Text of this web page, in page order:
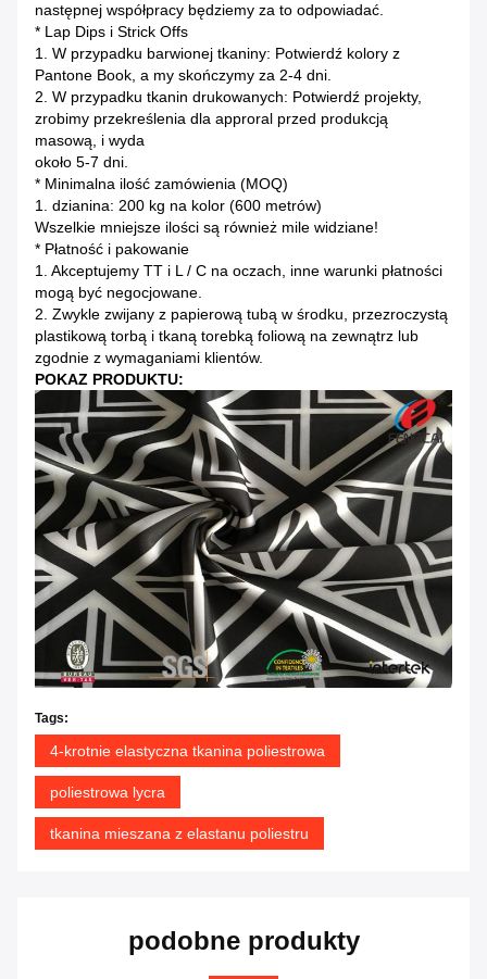
następnej współpracy będziemy za to odpowiadać.
* Lap Dips i Strick Offs
1. W przypadku barwionej tkaniny: Potwierdź kolory z
Pantone Book, a my skończymy za 2-4 dni.
2. W przypadku tkanin drukowanych: Potwierdź projekty,
zrobimy przekreślenia dla approral przed produkcją
masową, i wyda
około 5-7 dni.
* Minimalna ilość zamówienia (MOQ)
1. dzianina: 200 kg na kolor (600 metrów)
Wszelkie mniejsze ilości są również mile widziane!
* Płatność i pakowanie
1. Akceptujemy TT i L / C na oczach, inne warunki płatności
mogą być negocjowane.
2. Zwykle zwijany z papierową tubą w środku, przezroczystą
plastikową torbą i tkaną torebką foliową na zewnątrz lub
zgodnie z wymaganiami klientów.
POKAZ PRODUKTU:
Tags:
4-krotnie elastyczna tkanina poliestrowa
poliestrowa lycra
tkanina mieszana z elastanu poliestru
podobne produkty